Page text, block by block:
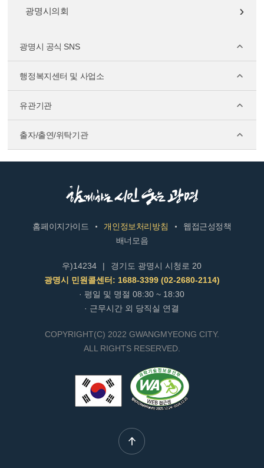
광명시의회
광명시 공식 SNS
행정복지센터 및 사업소
유관기관
출자/출연/위탁기관
홈페이지가이드 개인정보처리방침
웹접근성정책
배너모음
우)14234 |
경기도 광명시 시청로 20
광명시 민원콜센터: 1688-3399 (02-2680-2114)
· 평일 및 명절 08:30 ~ 18:30
· 근무시간 외 당직실 연결
COPYRIGHT(C) 2022 GWANGMYEONG CITY.
ALL RIGHTS RESERVED.